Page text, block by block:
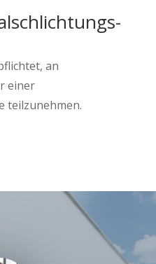
an
einer
teilzunehmen.